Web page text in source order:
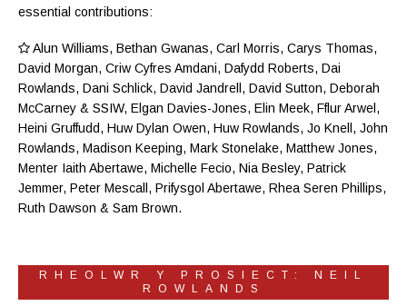
essential contributions:
Alun Williams, Bethan Gwanas, Carl Morris, Carys Thomas,
David Morgan, Criw Cyfres Amdani, Dafydd Roberts, Dai
Rowlands, Dani Schlick, David Jandrell , David Sutton, Deborah
McCarney & SSIW, Elgan Davies-Jones, Elin Meek, Fflur Arwel,
Heini Gruffudd, Huw Dylan Owen, Huw Rowlands, Jo Knell , John
Rowlands, Madison Keeping, Mark Stonelake, Matthew Jones,
Menter Iaith Abertawe, Michelle Fecio, Nia Besley, Patrick
Jemmer, Peter Mescall , Prifysgol Abertawe, Rhea Seren Phillips,
Ruth Dawson & Sam Brown.
RHEOLWR Y PROSIECT: NEIL
ROWLANDS